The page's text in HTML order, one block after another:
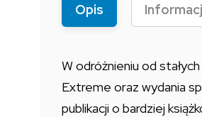
Opis
W odróżnieniu od
Extreme oraz wydania
publikacji o bardziej